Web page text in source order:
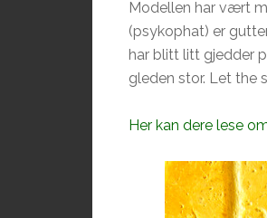
Modellen har vært
(psykophat) er
har blitt litt gjedder
gleden stor. Let the
Her kan dere lese